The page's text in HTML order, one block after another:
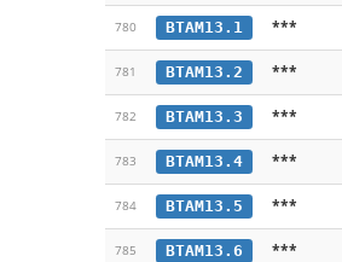
780 BTAM13.1 ***
781 BTAM13.2 ***
782 BTAM13.3 ***
783 BTAM13.4 ***
784 BTAM13.5 ***
785 BTAM13.6 ***